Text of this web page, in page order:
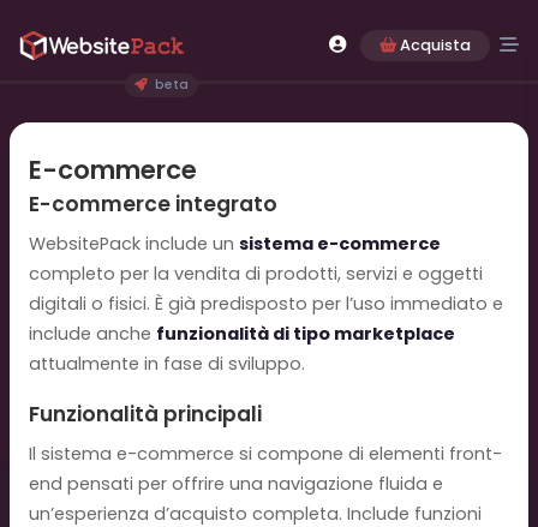
Acquista
beta
E-commerce
E-commerce integrato
WebsitePack include un sistema e-commerce
completo per la vendita di prodotti, servizi e oggetti
digitali o fisici. È già predisposto per l’uso immediato e
include anche funzionalità di tipo marketplace
attualmente in fase di sviluppo.
Funzionalità principali
Il sistema e-commerce si compone di elementi front-
end pensati per offrire una navigazione fluida e
un’esperienza d’acquisto completa. Include funzioni